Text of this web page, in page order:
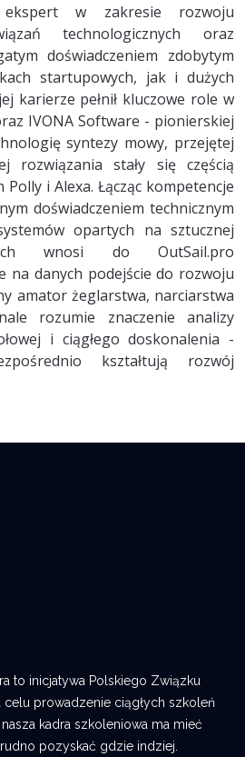
w zakresie rozwoju
technologicznych oraz
doświadczeniem zdobytym
startupowych, jak i dużych
karierze pełnił kluczowe role w
IVONA Software - pionierskiej
syntezy mowy, przejętej
rozwiązania stały się częścią
i Alexa. Łącząc kompetencje
doświadczeniem technicznym
opartych na sztucznej
wnosi do OutSail.pro
na danych podejście do rozwoju
amator żeglarstwa, narciarstwa
rozumie znaczenie analizy
i ciągłego doskonalenia -
kształtują rozwój
to inicjatywa Polskiego Związku
celu prowadzenie ciągłych szkoleń
kadra szkoleniowa ma mieć
pozyskać gdzie indziej.